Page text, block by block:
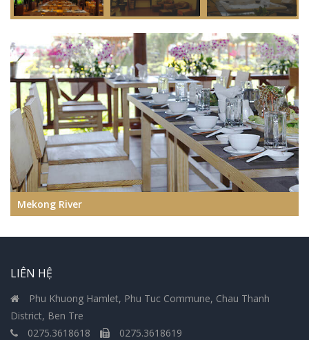
Mekong River
LIÊN HỆ
Phu Khuong Hamlet, Phu Tuc Commune, Chau Thanh
District, Ben Tre
0275.3618618
0275.3618619